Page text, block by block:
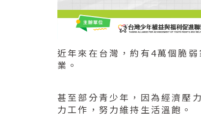
近年來在台灣，約有4萬個脆
業。
甚至部分青少年，因為經濟壓
力工作，努力維持生活溫飽。